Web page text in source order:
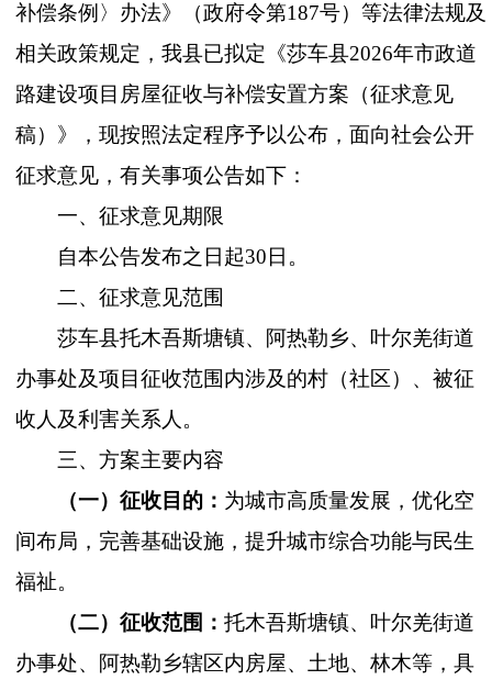
补偿条例〉办法》（政府令第187号）等法律法规及
相关政策规定，我县已拟定《莎车县2026年市政道
路建设项目房屋征收与补偿安置方案（征求意见
稿）》
，现按照法定程序予以公布，面向社会公开
征求意见，有关事项公告如下：
一、征求意见期限
自本公告发布之日 起30 日 。
二、征求意见范围
莎车县托木吾斯塘镇、阿热勒乡、叶尔羌街道
办事处及项目征收范围内涉及的村（社区）、被征
收人及利害关系人。
三、方案主要内容
（一）征收目的： 为城市高质量发展，优化空
间布局，完善基础设施，提升城市综合功能与民生
福祉。
（二）征收范围： 托木吾斯塘镇、叶尔羌街道
办事处、阿热勒乡辖区内房屋、土地、林木等，具